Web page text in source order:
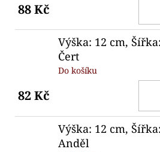
88 Kč
Výška: 12 cm,
Čert
Do košíku
82 Kč
Výška: 12 cm,
Anděl